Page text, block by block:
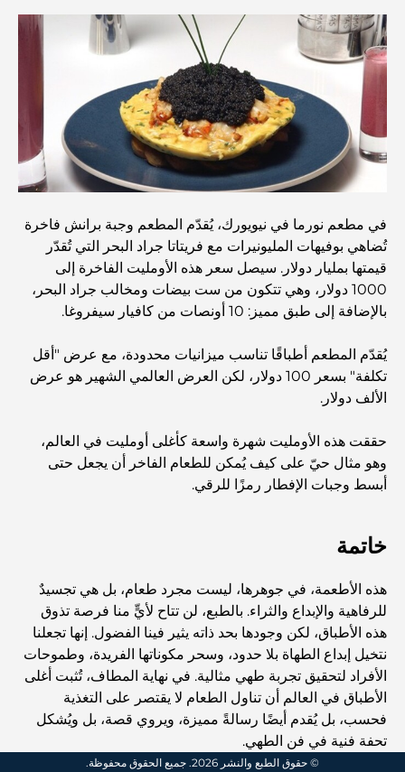
صالات رياضية في مركز دبي المالي العالمي: حيث يلتقي اللياقة
البدنية بأسلوب حياة الأعمال
أندر سيارة في العالم: أساطير السيارات التي لا تُقدر بثمن
منصات التداول في الإمارات العربية المتحدة: دليل للمستثمرين
نادي شاطئ العائلة في دبي: حيث يلتقي المرح بالاسترخاء
أفضل مدارس البكالوريا الدولية في دبي: دليل شامل لأولياء
المخطط الرئيسي لتلال دبي: رؤية للحياة المجتمعية العصرية
مطعم دار أوبرا دبي: حيث يلتقي الطعام الفاخر بالثقافة
مطاعم شاطئ J1: وجهة دبي الجديدة لتناول الطعام الفاخر
أغلى ساعات رولكس التي بيعت على الإطلاق
حضانة أطفال في دبي هيلز: دليل للآباء
في مطعم نورما في نيويورك، يُقدّم المطعم وجبة برانش فاخرة
تُضاهي بوفيهات المليونيرات مع فريتاتا جراد البحر التي تُقدّر
قيمتها بمليار دولار. سيصل سعر هذه الأومليت الفاخرة إلى
1000 دولار، وهي تتكون من ست بيضات ومخالب جراد البحر،
بالإضافة إلى طبق مميز: 10 أونصات من كافيار سيفروغا.
يُقدّم المطعم أطباقًا تناسب ميزانيات محدودة، مع عرض "أقل
تكلفة" بسعر 100 دولار، لكن العرض العالمي الشهير هو عرض
الألف دولار.
حققت هذه الأومليت شهرة واسعة كأغلى أومليت في العالم،
وهو مثال حيّ على كيف يُمكن للطعام الفاخر أن يجعل حتى
أبسط وجبات الإفطار رمزًا للرقي.
خاتمة
هذه الأطعمة، في جوهرها، ليست مجرد طعام، بل هي تجسيدٌ
للرفاهية والإبداع والثراء. بالطبع، لن تتاح لأيٍّ منا فرصة تذوق
هذه الأطباق، لكن وجودها بحد ذاته يثير فينا الفضول. إنها تجعلنا
نتخيل إبداع الطهاة بلا حدود، وسحر مكوناتها الفريدة، وطموحات
الأفراد لتحقيق تجربة طهي مثالية. في نهاية المطاف، تُثبت أغلى
الأطباق في العالم أن تناول الطعام لا يقتصر على التغذية
فحسب، بل يُقدم أيضًا رسالةً مميزة، ويروي قصة، بل ويُشكل
تحفة فنية في فن الطهي.
© حقوق الطبع والنشر 2026. جميع الحقوق محفوظة.